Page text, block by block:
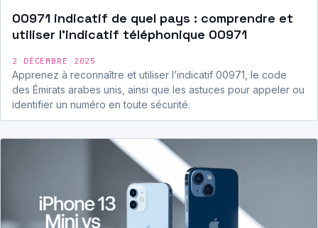
00971 indicatif de quel pays : comprendre et
utiliser l’indicatif téléphonique 00971
2 DÉCEMBRE 2025
Apprenez à reconnaître et utiliser l’indicatif 00971, le code
des Émirats arabes unis, ainsi que les astuces pour appeler ou
identifier un numéro en toute sécurité.